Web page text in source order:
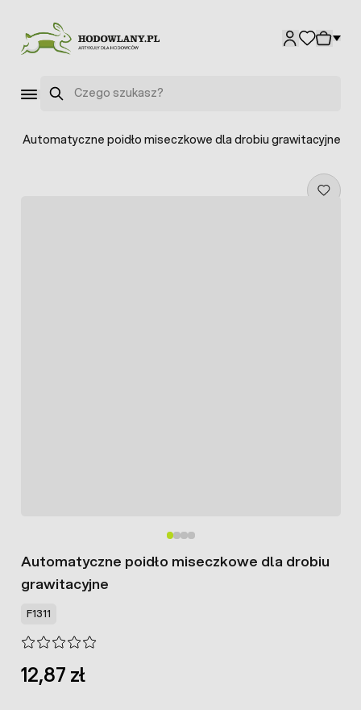
Szukaj
Automatyczne poidło miseczkowe dla drobiu grawitacyjne
Automatyczne poidło miseczkowe dla drobiu
grawitacyjne
F1311
12,87 zł